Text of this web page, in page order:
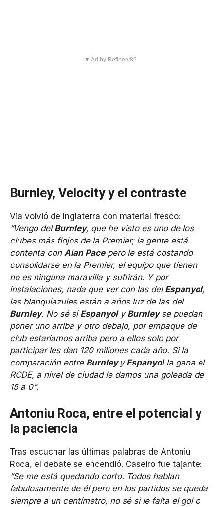
▼ Ad by Refinery89
Burnley, Velocity y el contraste
Via volvió de Inglaterra con material fresco:
“Vengo del Burnley, que he visto es uno de los
clubes más flojos de la Premier; la gente está
contenta con Alan Pacepero le está costando
consolidarse en la Premier, el equipo que tienen
no es ninguna maravilla y sufrirán. Y por
instalaciones, nada que ver con las del Espanyol,
las blanquiazules están a años luz de las del
Burnley. No sé si Espanyoly Burnleyse puedan
poner uno arriba y otro debajo, por empaque de
club estaríamos arriba pero a ellos solo por
participar les dan 120 millones cada año. Si la
comparación entre Burnley yEspanyolla gana el
RCDE, a nivel de ciudad le damos una goleada de
15 a 0”.
Antoniu Roca, entre el potencial y
la paciencia
Tras escuchar las últimas palabras de Antoniu
Roca, el debate se encendió. Caseiro fue tajante:
“Se me está quedando corto. Todos hablan
fabulosamente de él pero en los partidos se queda
siempre a un centímetro, no sé si le falta el gol o